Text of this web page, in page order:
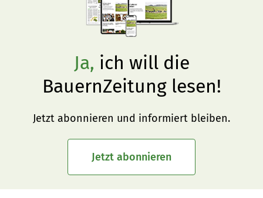
Ja, ich will die
BauernZeitung lesen!
Jetzt abonnieren und informiert bleiben.
Jetzt abonnieren